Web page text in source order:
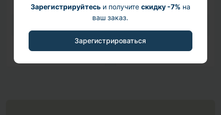
Зарегистрируйтесьи получите скидку -7% на
ваш заказ.
Зарегистрироваться